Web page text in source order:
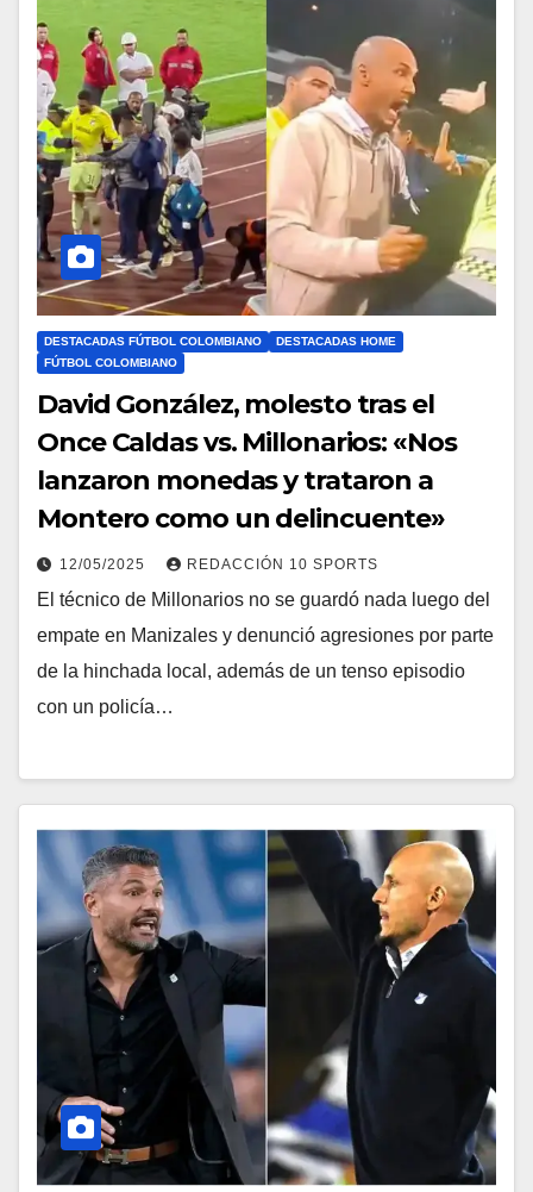
DESTACADAS FÚTBOL COLOMBIANO
DESTACADAS HOME
FÚTBOL COLOMBIANO
David González, molesto tras el
Once Caldas vs. Millonarios: «Nos
lanzaron monedas y trataron a
Montero como un delincuente»
12/05/2025 REDACCIÓN 10 SPORTS
El técnico de Millonarios no se guardó nada luego del
empate en Manizales y denunció agresiones por parte
de la hinchada local, además de un tenso episodio
con un policía…